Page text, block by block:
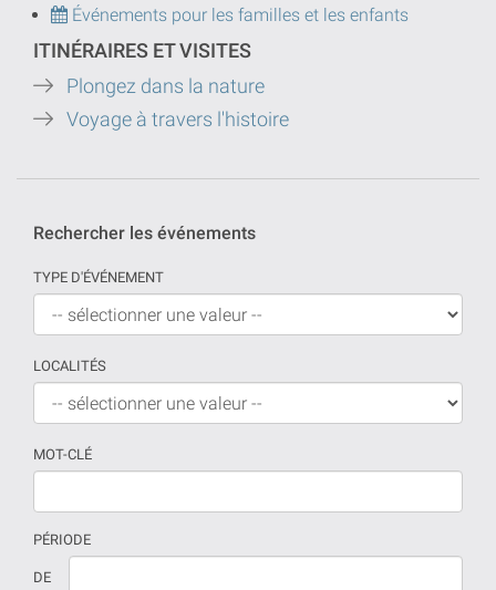
Événements pour les familles et les enfants
ITINÉRAIRES ET VISITES
Plongez dans la nature
Voyage à travers l'histoire
Rechercher les événements
TYPE D'ÉVÉNEMENT
LOCALITÉS
MOT-CLÉ
PÉRIODE
Si
La
DE